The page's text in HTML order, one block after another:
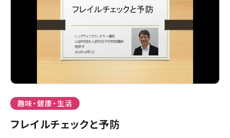
趣味・健康・生活
フレイルチェックと予防